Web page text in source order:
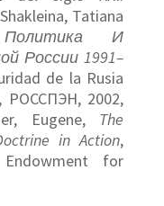
Tatiana
И
России 1991–
de la Rusia
РОССПЭН, 2002,
Eugene, The
in Action,
Endowment for